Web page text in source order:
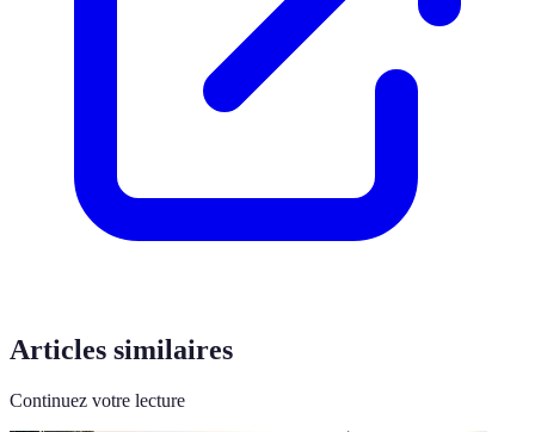
Articles similaires
Continuez votre lecture